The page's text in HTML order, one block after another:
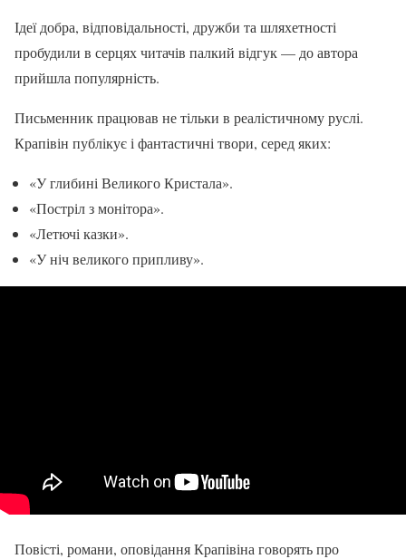
Ідеї добра, відповідальності, дружби та шляхетності
пробудили в серцях читачів палкий відгук — до автора
прийшла популярність.
Письменник працював не тільки в реалістичному руслі.
Крапівін публікує і фантастичні твори, серед яких:
«У глибині Великого Кристала».
«Постріл з монітора».
«Летючі казки».
«У ніч великого припливу».
Повісті, романи, оповідання Крапівіна говорять про